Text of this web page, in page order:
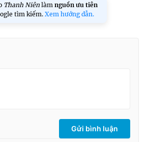
Thanh Niên làm nguồn ưu tiên
tìm kiếm. Xem hướng dẫn.
Gửi bình luận